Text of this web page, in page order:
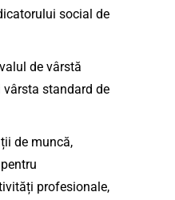
social de
de vârstă
standard de
de muncă,
profesionale,